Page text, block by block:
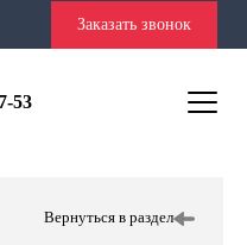
Заказать звонок
53
Вернуться в раздел